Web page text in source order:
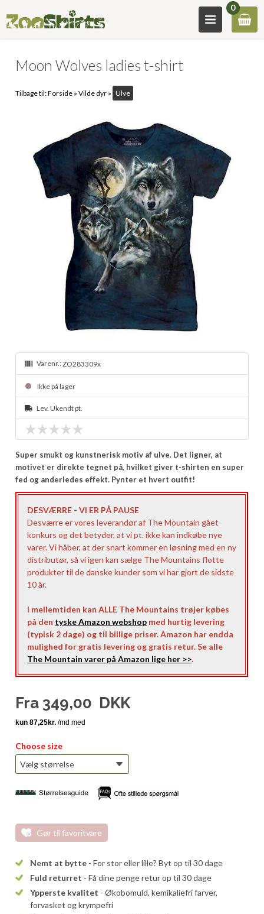
0
Moon Wolves ladies t-shirt
Tilbage til:Forside »Vilde dyr » Ulve
Varenr.:ZO283309x
Ikke på lager
Lev. Ukendt pt.
Super smukt og kunstnerisk motiv af ulve. Det ligner, at
motivet er direkte tegnet på, hvilket giver t-shirten en super
fed og anderledes effekt. Pynter et hvert outfit!
DESVÆRRE - VI ER PÅ PAUSE
Desværre er vores leverandør af The Mountain gået
konkurs og det betyder, at vi pt. ikke kan indkøbe nye
varer. Vi håber, at der snart kommer en løsning med en ny
distributør, så vi igen kan sælge The Mountains flotte
produkter til de danske kunder som vi har gjort de sidste
10 år.
I mellemtiden kan ALLE The Mountains trøjer købes
på den tyske Amazon webshop med hurtig levering
(typisk 2 dage) og til billige priser. Amazon har endda
mulighed for gratis levering og gratis retur. Se alle
The Mountain varer på Amazon lige her >>.
Fra 349,00 DKK
Choose size
Gør til favoritvare
Nemt at bytte - For stor eller lille? Byt op til 30 dage
Fuld returret - Få dine penge retur op til 30 dage
Ypperste kvalitet - Økobomuld, kemikaliefri farver,
forvasket og krympefri